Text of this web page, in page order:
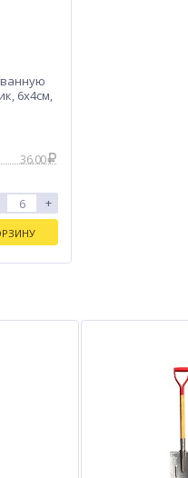
6х4см,
36.00
+